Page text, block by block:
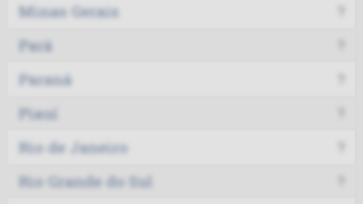
Minas Gerais
Pará
Paraná
Piauí
Rio de Janeiro
Rio Grande do Sul